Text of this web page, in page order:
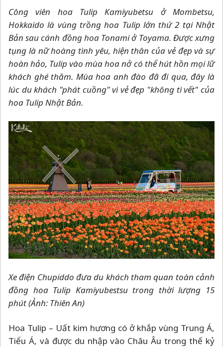
Công viên hoa Tulip Kamiyubetsu ở Mombetsu,
Hokkaido là vùng trồng hoa Tulip lớn thứ 2 tại Nhật
Bản sau cánh đồng hoa Tonami ở Toyama. Được xưng
tụng là nữ hoàng tình yêu, hiện thân của vẻ đẹp và sự
hoàn hảo, Tulip vào mùa hoa nở có thể hút hồn mọi lữ
khách ghé thăm. Mùa hoa anh đào đã đi qua, đây là
lúc du khách "phát cuồng" vì vẻ đẹp "không tì vết" của
hoa Tulip Nhật Bản.
Xe điện Chupiddo đưa du khách tham quan toàn cảnh
đồng hoa Tulip Kamiyubestsu trong thời lượng 15
phút (Ảnh: Thiên An)
Hoa Tulip – Uất kim hương có ở khắp vùng Trung Á,
Tiểu Á, và được du nhập vào Châu Âu trong thế kỷ